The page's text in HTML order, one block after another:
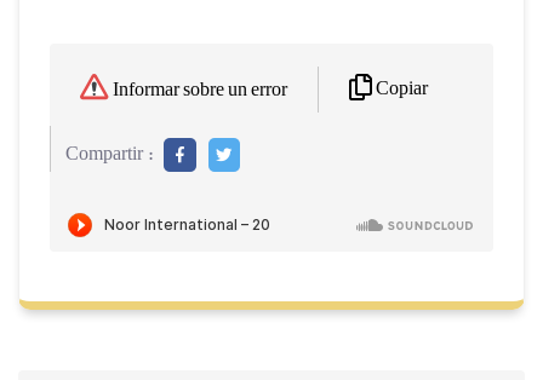
Informar sobre un error Copiar
Compartir :